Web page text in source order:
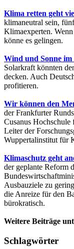
Klima retten geht
klimaneutral sein,
Klimaexperten.
könne es gelingen.
Wind und Sonne im
Solarkraft könnten
decken. Auch
profitieren.
Wir können den
der Frankfurter
Cusanus Hochschule
Leiter der
Wuppertalinstitut für
Klimaschutz geht
der geplante Reform
Ausbauziele zu
die Anreize für den
bürokratisch.
Weitere Beiträge
Schlagwörter